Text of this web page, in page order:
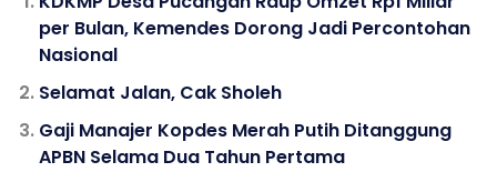
per Bulan, Kemendes Dorong Jadi Percontohan
Nasional
Selamat Jalan, Cak Sholeh
Gaji Manajer Kopdes Merah Putih Ditanggung
APBN Selama Dua Tahun Pertama